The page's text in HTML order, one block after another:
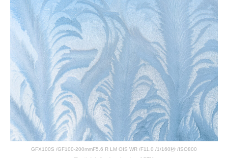
GFX100S /GF100-200mmF5.6 R LM OIS WR /F11.0 /1/160秒 /ISO800